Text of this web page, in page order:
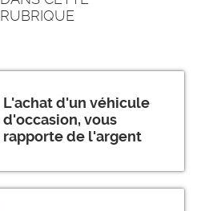
RUBRIQUE
L'achat d'un véhicule
d'occasion, vous
rapporte de l'argent